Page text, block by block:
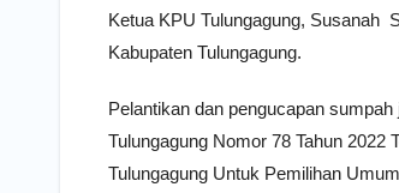
Ketua KPU Tulungagung, Susanah
Kabupaten Tulungagung.
Pelantikan dan pengucapan
Tulungagung Nomor 78 Tahun 2022
Tulungagung Untuk Pemilihan